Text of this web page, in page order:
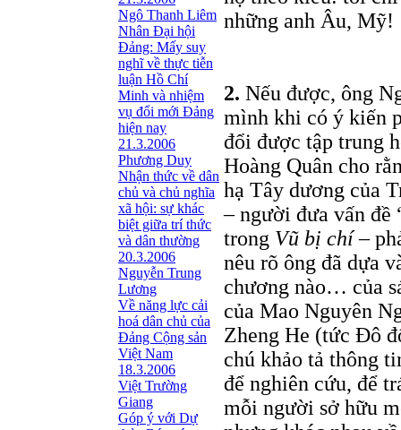
Ngô Thanh Liêm
Nhân Đại hội
Đảng: Mấy suy
nghĩ về thực tiễn
luận Hồ Chí
Minh và nhiệm
vụ đổi mới Đảng
hiện nay
21.3.2006
Phương Duy
Nhận thức về dân
chủ và chủ nghĩa
xã hội: sự khác
biệt giữa trí thức
và dân thường
20.3.2006
Nguyễn Trung
Lương
Về năng lực cải
hoá dân chủ của
Đảng Cộng sản
Việt Nam
18.3.2006
Việt Trường
Giang
Góp ý với Dự
những anh Âu, Mỹ!
2. Nếu được, ông
mình khi có ý kiến
đổi được tập trung
Hoàng Quân cho
hạ Tây dương của
– người đưa vấn đề
trong Vũ bị chí–
nêu rõ ông đã dựa
chương nào… của
của Mao Nguyên
Zheng He (tức Đô
chú khảo tả thông
để nghiên cứu, để
mỗi người sở hữu